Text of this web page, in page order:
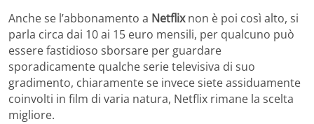
Anche se l’abbonamento a Netflixnon è poi così alto, si
parla circa dai 10 ai 15 euro mensili, per qualcuno può
essere fastidioso sborsare per guardare
sporadicamente qualche serie televisiva di suo
gradimento, chiaramente se invece siete assiduamente
coinvolti in film di varia natura, Netflix rimane la scelta
migliore.